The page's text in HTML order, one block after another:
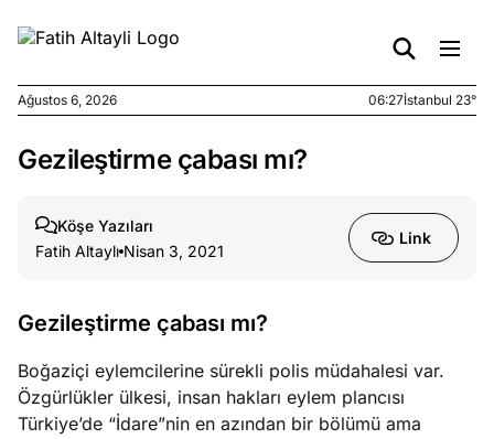
Ağustos
stok
caiz
Ağustos
umutlu
Ağustos 6, 2026 06:27İstanbul 23°
Gezileştirme çabası mı?
Köşe Yazıları
Fatih Altaylı Nisan 3, 2021
Link
Gezileştirme çabası mı?
Boğaziçi eylemcilerine sürekli polis müdahalesi var.
Özgürlükler ülkesi, insan hakları eylem plancısı
Türkiye’de “İdare”nin en azından bir bölümü ama